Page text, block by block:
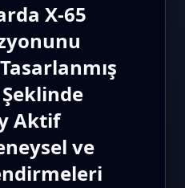
X-65
Şeklinde
Aktif
ve